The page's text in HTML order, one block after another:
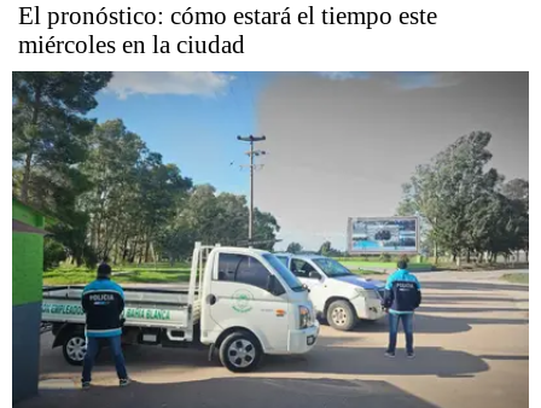
El pronóstico: cómo estará el tiempo este
miércoles en la ciudad